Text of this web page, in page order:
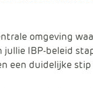
omgeving
jullie IBP-beleid
een duidelijke